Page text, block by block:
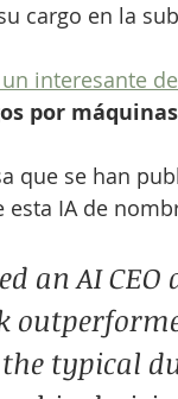
cargo en la
interesante
por máquinas
que se han
IA de
an AI
typical